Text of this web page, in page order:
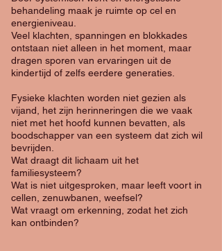
behandeling maak je ruimte op cel en
energieniveau.
Veel klachten, spanningen en blokkades
ontstaan niet alleen in het moment, maar
dragen sporen van ervaringen uit de
kindertijd of zelfs eerdere generaties.
Fysieke klachten worden niet gezien als
vijand, het zijn herinneringen die we vaak
niet met het hoofd kunnen bevatten, als
boodschapper van een systeem dat zich wil
bevrijden.
Wat draagt dit lichaam uit het
familiesysteem?
Wat is niet uitgesproken, maar leeft voort in
cellen, zenuwbanen, weefsel?
Wat vraagt om erkenning, zodat het zich
kan ontbinden?